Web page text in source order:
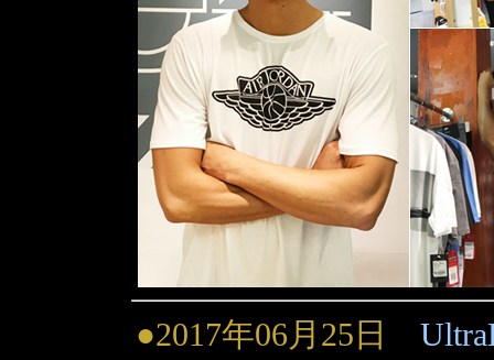
●2017年06月25日